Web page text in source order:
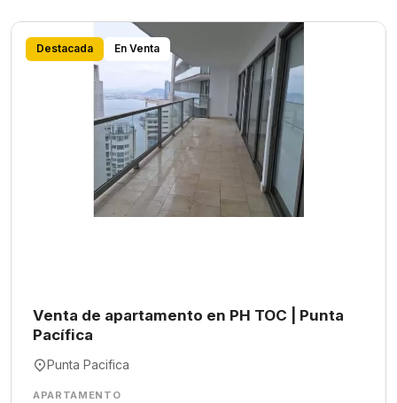
Destacada En Venta
Venta de apartamento en PH TOC | Punta
Pacífica
Punta Pacifica
APARTAMENTO